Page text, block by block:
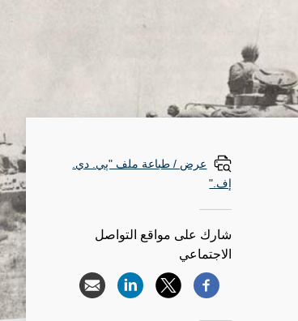
عرض / طباعة ملف "پي. دي.
إف."
شارك على مواقع التواصل
الاجتماعي